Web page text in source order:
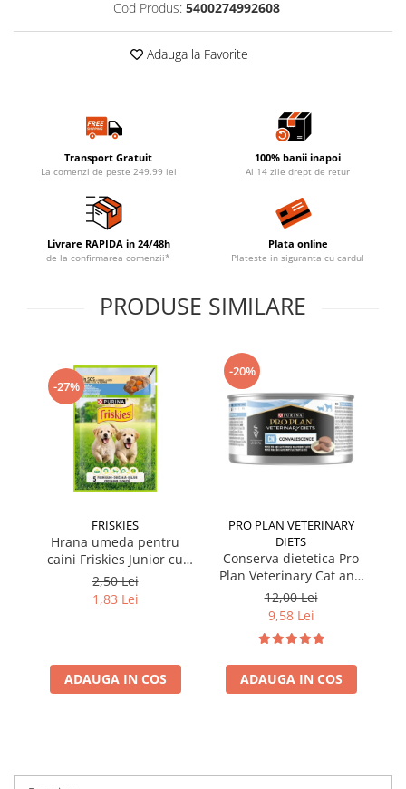
Cod Produs: 5400274992608
Adauga la Favorite
Transport Gratuit
La comenzi de peste 249.99 lei
100% banii inapoi
Ai 14 zile drept de retur
Livrare RAPIDA in 24/48h
de la confirmarea comenzii*
Plata online
Plateste in siguranta cu cardul
PRODUSE SIMILARE
-27%
FRISKIES
Hrana umeda pentru
caini Friskies Junior cu
pui & mazare 85 gr
2,50 Lei
1,83 Lei
ADAUGA IN COS
-20%
PRO PLAN VETERINARY
DIETS
Conserva dietetica Pro
Plan Veterinary Cat and
Dog Convalescence 195
gr
12,00 Lei
9,58 Lei
ADAUGA IN COS